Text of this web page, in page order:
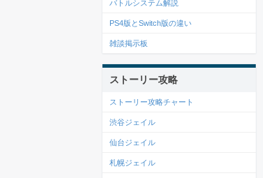
バトルシステム解説
PS4版とSwitch版の違い
雑談掲示板
ストーリー攻略
ストーリー攻略チャート
渋谷ジェイル
仙台ジェイル
札幌ジェイル